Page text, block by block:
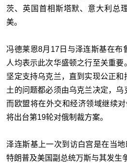
茨、英国首相斯塔默、意大利总
美。
冯德莱恩8月17日与泽连斯基在布
人均表示此次华盛顿之行至关重
坚定支持乌克兰，直到实现公正
土的问题都必须由乌克兰决定，乌
而欧盟将在外交和经济领域继续
将出台第19轮对俄制裁方案。
泽连斯基上一次到访白宫是在当
特朗普及美国副总统万斯与其发生